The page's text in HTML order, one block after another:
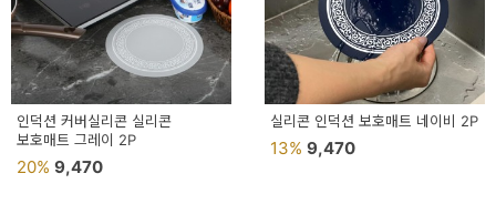
인덕션 커버실리콘 실리콘
보호매트 그레이 2P
20% 9,470
실리콘 인덕션 보호매트 네이비 2P
13% 9,470